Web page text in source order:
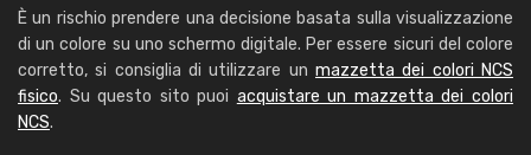
È un rischio prendere una decisione basata sulla visualizzazione
di un colore su uno schermo digitale. Per essere sicuri del colore
corretto, si consiglia di utilizzare un mazzetta dei colori NCS
fisico. Su questo sito puoi acquistare un mazzetta dei colori
NCS.